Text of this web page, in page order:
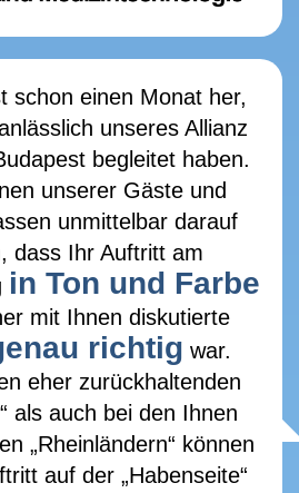
schon einen Monat her,
unseres Allianz
begleitet haben.
unserer Gäste und
unmittelbar darauf
dass Ihr Auftritt am
in Ton und Farbe
mit Ihnen diskutierte
richtig war.
eher zurückhaltenden
als auch bei den Ihnen
„Rheinländern“ können
auf der „Habenseite“